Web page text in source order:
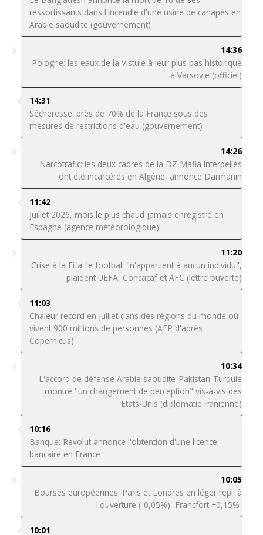
ressortissants dans l'incendie d'une usine de canapés en
Arabie saoudite (gouvernement)
14:36
Pologne: les eaux de la Vistule à leur plus bas historique
à Varsovie (officiel)
14:31
Sécheresse: près de 70% de la France sous des
mesures de restrictions d'eau (gouvernement)
14:26
Narcotrafic: les deux cadres de la DZ Mafia interpellés
ont été incarcérés en Algérie, annonce Darmanin
11:42
Juillet 2026, mois le plus chaud jamais enregistré en
Espagne (agence météorologique)
11:20
Crise à la Fifa: le football "n'appartient à aucun individu",
plaident UEFA, Concacaf et AFC (lettre ouverte)
11:03
Chaleur record en juillet dans des régions du monde où
vivent 900 millions de personnes (AFP d'après
Copernicus)
10:34
L'accord de défense Arabie saoudite-Pakistan-Turquie
montre "un changement de perception" vis-à-vis des
Etats-Unis (diplomatie iranienne)
10:16
Banque: Revolut annonce l'obtention d'une licence
bancaire en France
10:05
Bourses européennes: Paris et Londres en léger repli à
l'ouverture (-0,05%), Francfort +0,15%
10:01